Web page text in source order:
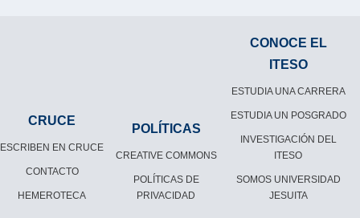
CRUCE
ESCRIBEN EN CRUCE
CONTACTO
HEMEROTECA
POLÍTICAS
CREATIVE COMMONS
POLÍTICAS DE
PRIVACIDAD
CONOCE EL
ITESO
ESTUDIA UNA CARRERA
ESTUDIA UN POSGRADO
INVESTIGACIÓN DEL
ITESO
SOMOS UNIVERSIDAD
JESUITA